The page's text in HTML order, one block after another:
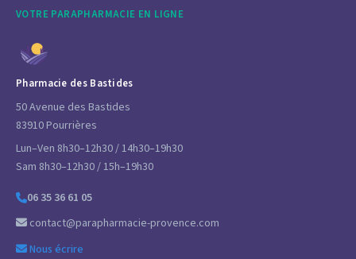
VOTRE PARAPHARMACIE EN LIGNE
Pharmacie des Bastides
50 Avenue des Bastides
83910 Pourrières
Lun–Ven 8h30–12h30 / 14h30–19h30
Sam 8h30–12h30 / 15h–19h30
06 35 36 61 05
contact@parapharmacie-provence.com
Nous écrire